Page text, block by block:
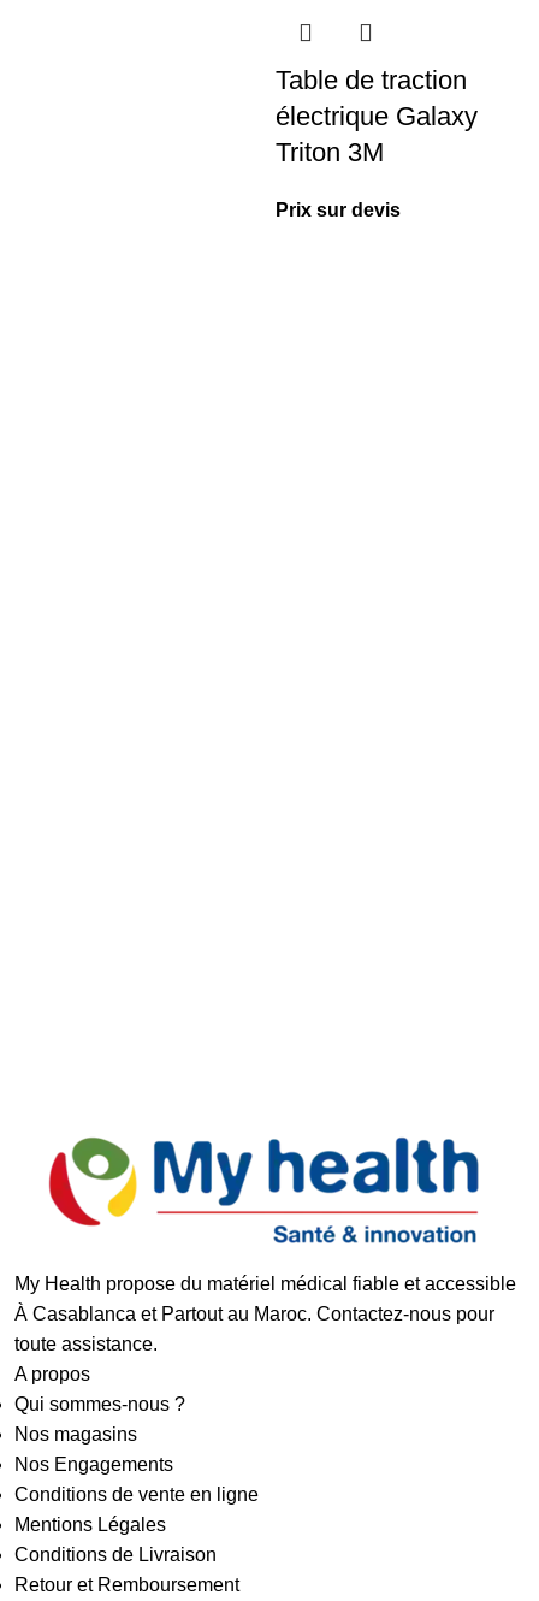
Table de traction
électrique Galaxy
Triton 3M
Prix sur devis
My Health propose du matériel médical fiable et accessible
À Casablanca et Partout au Maroc. Contactez-nous pour
toute assistance.
A propos
Qui sommes-nous ?
Nos magasins
Nos Engagements
Conditions de vente en ligne
Mentions Légales
Conditions de Livraison
Retour et Remboursement